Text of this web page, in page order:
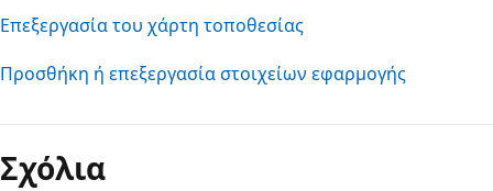
Επεξεργασία του χάρτη τοποθεσίας
Προσθήκη ή επεξεργασία στοιχείων εφαρμογής
Σχόλια